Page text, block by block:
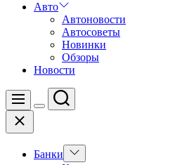
Авто
Автоновости
Автосоветы
Новинки
Обзоры
Новости
Меню
Цвет
Поиск
Закрыть
Банки
Показать
подменю